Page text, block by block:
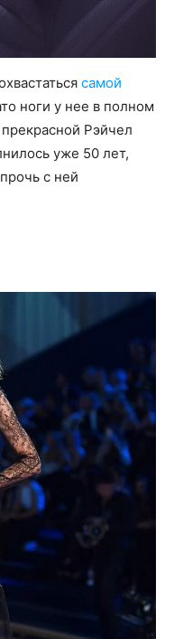
самой
ноги у нее в полном
Рэйчел
уже 50 лет,
с ней